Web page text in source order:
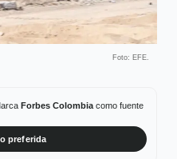
Foto: EFE.
Forbes Colombiacomo fuente
preferida